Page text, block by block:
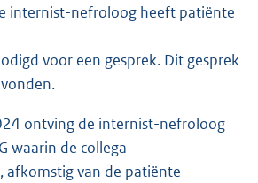
internist-nefroloog heeft patiënte
voor een gesprek. Dit gesprek
ontving de internist-nefroloog
waarin de collega
afkomstig van de patiënte